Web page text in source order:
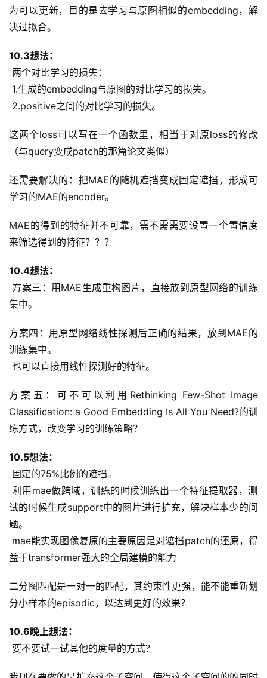
为可以更新，目的是去学习与原图相似的embedding，解
决过拟合。
10.3想法：
两个对比学习的损失：
1.生成的embedding与原图的对比学习的损失。
2.positive之间的对比学习的损失。
这两个loss可以写在一个函数里，相当于对原loss的修改
（与query变成patch的那篇论文类似）
还需要解决的：把MAE的随机遮挡变成固定遮挡，形成可
学习的MAE的encoder。
MAE的得到的特征并不可靠，需不需需要设置一个置信度
来筛选得到的特征？？？
10.4想法：
集中。
方案四：用原型网络线性探测后正确的结果，放到MAE的
训练集中。
也可以直接用线性探测好的特征。
方案五：可不可以利用Rethinking Few-Shot Image
Classification: a Good Embedding Is All You Need?的训
练方式，改变学习的训练策略？
10.5想法：
固定的75%比例的遮挡。
试的时候生成support中的图片进行扩充，解决样本少的问
题。
益于transformer强大的全局建模的能力
二分图匹配是一对一的匹配，其约束性更强，能不能重新划
分小样本的episodic，以达到更好的效果？
10.6晚上想法：
要不要试一试其他的度量的方式？